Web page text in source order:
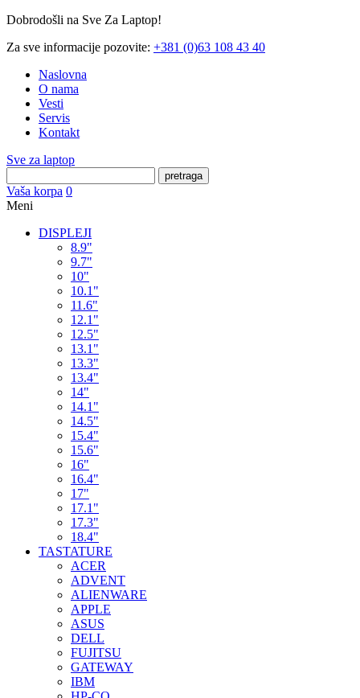
Dobrodošli na Sve Za Laptop!
Za sve informacije pozovite: +381 (0)63 108 43 40
Naslovna
O nama
Vesti
Servis
Kontakt
Sve za laptop
pretraga
Vaša korpa 0
Meni
DISPLEJI
8.9"
9.7"
10"
10.1"
11.6"
12.1"
12.5"
13.1"
13.3"
13.4"
14"
14.1"
14.5"
15.4"
15.6"
16"
16.4"
17"
17.1"
17.3"
18.4"
TASTATURE
ACER
ADVENT
ALIENWARE
APPLE
ASUS
DELL
FUJITSU
GATEWAY
IBM